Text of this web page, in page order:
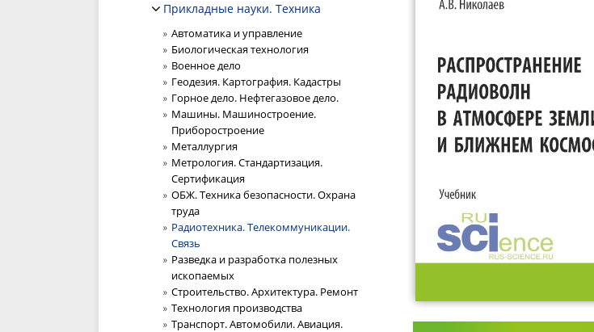
Прикладные науки. Техника
Автоматика и управление
Биологическая технология
Военное дело
Геодезия. Картография. Кадастры
Горное дело. Нефтегазовое дело.
Машины. Машиностроение.
Приборостроение
Металлургия
Метрология. Стандартизация.
Сертификация
ОБЖ. Техника безопасности. Охрана
труда
Радиотехника. Телекоммуникации.
Связь
Разведка и разработка полезных
ископаемых
Строительство. Архитектура. Ремонт
Технология производства
Транспорт. Автомобили. Авиация.